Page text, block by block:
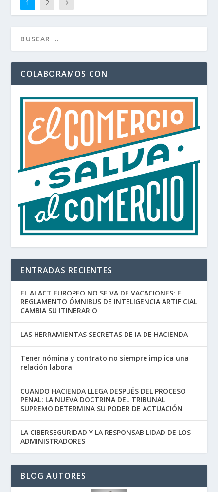
1 2
COLABORAMOS CON
ENTRADAS RECIENTES
EL AI ACT EUROPEO NO SE VA DE VACACIONES: EL
REGLAMENTO ÓMNIBUS DE INTELIGENCIA ARTIFICIAL
CAMBIA SU ITINERARIO
LAS HERRAMIENTAS SECRETAS DE IA DE HACIENDA
Tener nómina y contrato no siempre implica una
relación laboral
CUANDO HACIENDA LLEGA DESPUÉS DEL PROCESO
PENAL: LA NUEVA DOCTRINA DEL TRIBUNAL
SUPREMO DETERMINA SU PODER DE ACTUACIÓN
LA CIBERSEGURIDAD Y LA RESPONSABILIDAD DE LOS
ADMINISTRADORES
BLOG AUTORES